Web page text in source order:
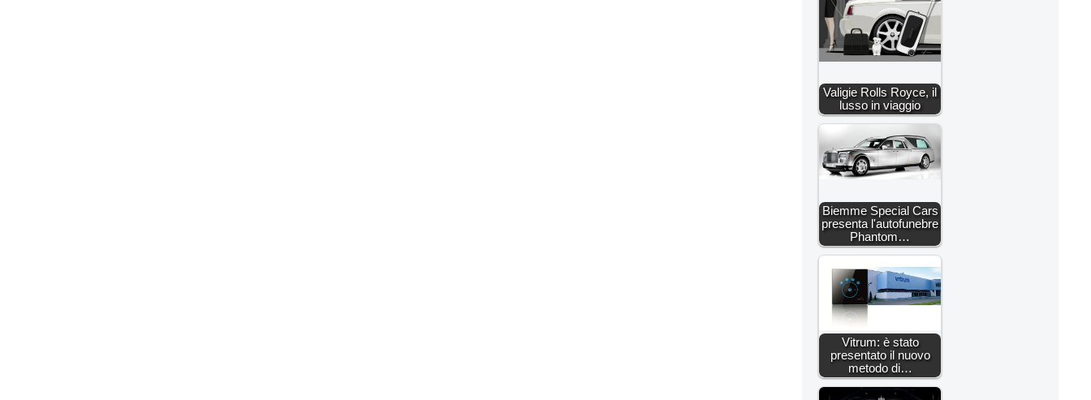
Valigie Rolls Royce, il
lusso in viaggio
Biemme Special Cars
presenta l'autofunebre
Phantom…
Vitrum: è stato
presentato il nuovo
metodo di…